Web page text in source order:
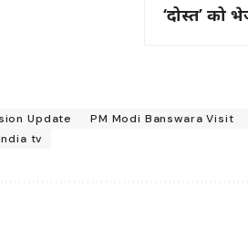
‘दोस्त’ को
Update PM Modi Banswara Visit
tv